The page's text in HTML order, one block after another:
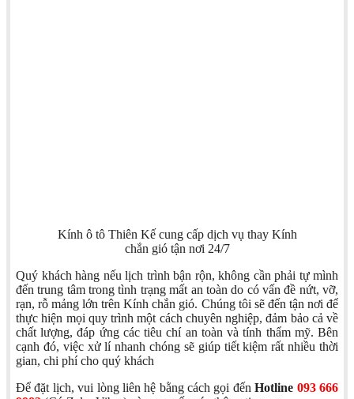
Kính ô tô Thiên Kế cung cấp dịch vụ thay Kính
chắn gió tận nơi 24/7
Quý khách hàng nếu lịch trình bận rộn, không cần phải tự mình
đến trung tâm trong tình trạng mất an toàn do có vấn đề nứt, vỡ,
rạn, rỗ mảng lớn trên Kính chắn gió. Chúng tôi sẽ đến tận nơi để
thực hiện mọi quy trình một cách chuyên nghiệp, đảm bảo cả về
chất lượng, đáp ứng các tiêu chí an toàn và tính thẩm mỹ. Bên
cạnh đó, việc xử lí nhanh chóng sẽ giúp tiết kiệm rất nhiều thời
gian, chi phí cho quý khách
Để đặt lịch, vui lòng liên hệ bằng cách gọi đếnHotline 093 666